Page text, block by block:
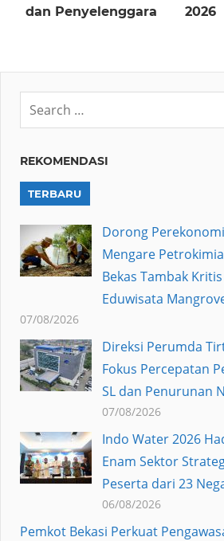
dan Penyelenggara
2026
REKOMENDASI
TERBARU
Dorong
Mengare
Bekas Tambak
Eduwisata
07/08/2026
Direksi Perumda
Fokus Percepatan
SL dan Penurunan
07/08/2026
Indo Water 2026
Enam Sektor
Peserta dari 23
06/08/2026
Pemkot Bekasi Perkuat